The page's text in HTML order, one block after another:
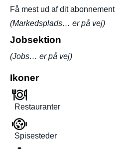
Få mest ud af dit abonnement
(Markedsplads… er på vej)
Jobsektion
(Jobs… er på vej)
Ikoner
Restauranter
Spisesteder